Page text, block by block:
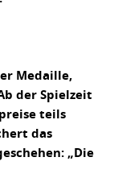
Medaille,
der Spielzeit
teils
das
„Die